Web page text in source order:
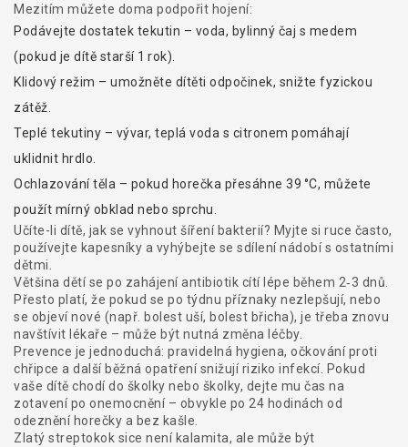
Mezitím můžete doma podpořit hojení:
Podávejte dostatek tekutin – voda, bylinný čaj s medem
(pokud je dítě starší 1 rok).
Klidový režim – umožněte dítěti odpočinek, snižte fyzickou
zátěž.
Teplé tekutiny – vývar, teplá voda s citronem pomáhají
uklidnit hrdlo.
Ochlazování těla – pokud horečka přesáhne 39 °C, můžete
použít mírný obklad nebo sprchu.
Učíte-li dítě, jak se vyhnout šíření bakterií? Myjte si ruce často,
používejte kapesníky a vyhýbejte se sdílení nádobí s ostatními
dětmi.
Většina dětí se po zahájení antibiotik cítí lépe během 2‑3 dnů.
Přesto platí, že pokud se po týdnu příznaky nezlepšují, nebo
se objeví nové (např. bolest uší, bolest břicha), je třeba znovu
navštívit lékaře – může být nutná změna léčby.
Prevence je jednoduchá: pravidelná hygiena, očkování proti
chřipce a další běžná opatření snižují riziko infekcí. Pokud
vaše dítě chodí do školky nebo školky, dejte mu čas na
zotavení po onemocnění – obvykle po 24 hodinách od
odeznění horečky a bez kašle.
Zlatý streptokok sice není kalamita, ale může být